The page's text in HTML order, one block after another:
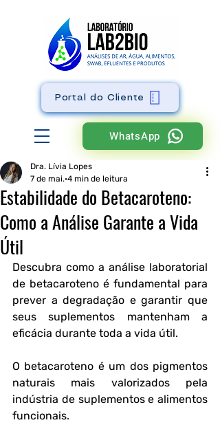
WhatsApp
Portal do Cliente
Estabilidade do Betacaroteno:
Como a Análise Garante a Vida
Útil
Dra. Lívia Lopes
7 de mai. 4 min de leitura
Descubra como a análise laboratorial
de betacaroteno é fundamental para
prever a degradação e garantir que
seus suplementos mantenham a
eficácia durante toda a vida útil.
O betacaroteno é um dos pigmentos
naturais mais valorizados pela
indústria de suplementos e alimentos
funcionais.